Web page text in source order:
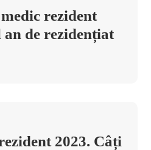
rezident
de rezidențiat
2023. Câți